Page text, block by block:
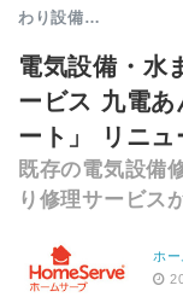
わり設備…
電気設備・水
ービス 九電
ート」 リニュ
既存の電気設備
り修理サービス
ホ